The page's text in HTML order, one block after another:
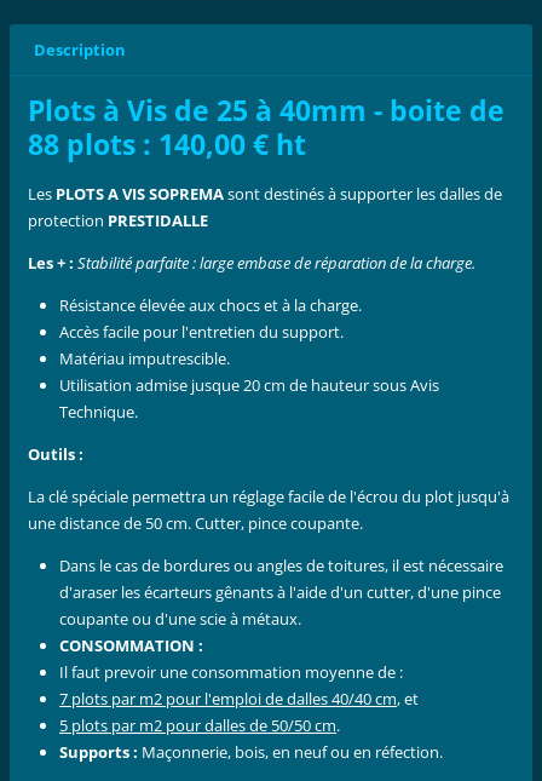
Description
Plots à Vis de 25 à 40mm - boite de
88 plots : 140,00 € ht
Les PLOTS A VIS SOPREMAsont destinés à supporter les dalles de
protection PRESTIDALLE
Les + : Stabilité parfaite : large embase de réparation de la charge.
Résistance élevée aux chocs et à la charge.
Accès facile pour l'entretien du support.
Matériau imputrescible.
Utilisation admise jusque 20 cm de hauteur sous Avis
Technique.
Outils :
La clé spéciale permettra un réglage facile de l'écrou du plot jusqu'à
une distance de 50 cm. Cutter, pince coupante.
Dans le cas de bordures ou angles de toitures, il est nécessaire
d'araser les écarteurs gênants à l'aide d'un cutter, d'une pince
coupante ou d'une scie à métaux.
CONSOMMATION :
Il faut prevoir une consommation moyenne de :
7 plots par m2 pour l'emploi de dalles 40/40 cm, et
5 plots par m2 pour dalles de 50/50 cm.
Supports : Maçonnerie, bois, en neuf ou en réfection.